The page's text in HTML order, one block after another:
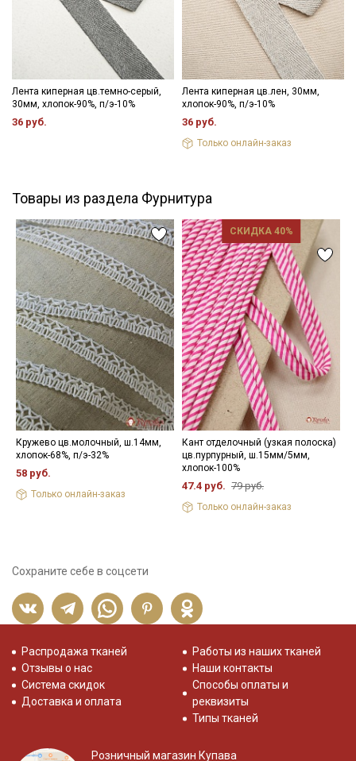
Лента киперная цв.темно-серый,
30мм, хлопок-90%, п/э-10%
36 руб.
Лента киперная цв.лен, 30мм,
хлопок-90%, п/э-10%
36 руб.
Только онлайн-заказ
Товары из раздела Фурнитура
Кружево цв.молочный, ш.14мм,
хлопок-68%, п/э-32%
58 руб.
Только онлайн-заказ
СКИДКА 40%
Кант отделочный (узкая полоска)
цв.пурпурный, ш.15мм/5мм,
хлопок-100%
47.4 руб. 79 руб.
Только онлайн-заказ
Сохраните себе в соцсети
Распродажа тканей
Отзывы о нас
Система скидок
Доставка и оплата
Работы из наших тканей
Наши контакты
Способы оплаты и
реквизиты
Типы тканей
Розничный магазин Купава
информационных рассылок